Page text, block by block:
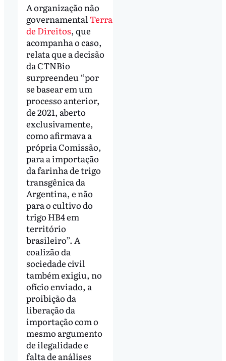
A organização não
governamental Terra
de Direitos, que
acompanha o caso,
relata que a decisão
da CTNBio
surpreendeu “por
se basear em um
processo anterior,
de 2021, aberto
exclusivamente,
como afirmava a
própria Comissão,
para a importação
da farinha de trigo
transgênica da
Argentina, e não
para o cultivo do
trigo HB4 em
território
brasileiro”. A
coalizão da
sociedade civil
também exigiu, no
ofício enviado, a
proibição da
liberação da
importação com o
mesmo argumento
de ilegalidade e
falta de análises